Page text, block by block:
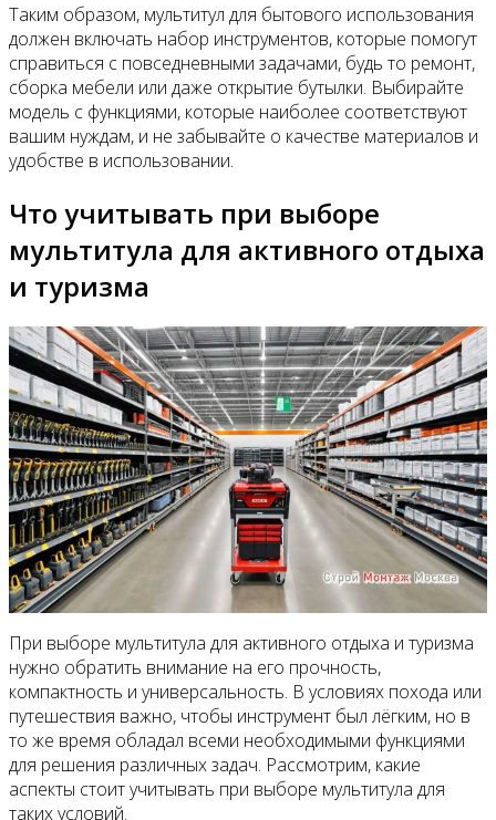
Таким образом, мультитул для бытового использования
должен включать набор инструментов, которые помогут
справиться с повседневными задачами, будь то ремонт,
сборка мебели или даже открытие бутылки. Выбирайте
модель с функциями, которые наиболее соответствуют
вашим нуждам, и не забывайте о качестве материалов и
удобстве в использовании.
Что учитывать при выборе
мультитула для активного отдыха
и туризма
При выборе мультитула для активного отдыха и туризма
нужно обратить внимание на его прочность,
компактность и универсальность. В условиях похода или
путешествия важно, чтобы инструмент был лёгким, но в
то же время обладал всеми необходимыми функциями
для решения различных задач. Рассмотрим, какие
аспекты стоит учитывать при выборе мультитула для
таких условий.